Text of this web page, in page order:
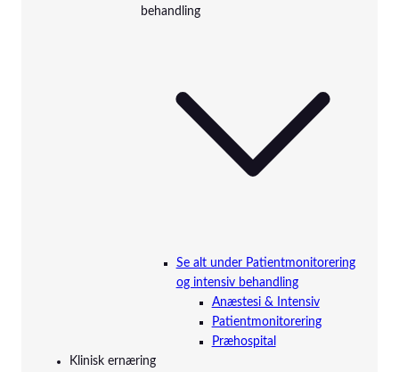
behandling
Se alt under Patientmonitorering
og intensiv behandling
Anæstesi & Intensiv
Patientmonitorering
Præhospital
Klinisk ernæring